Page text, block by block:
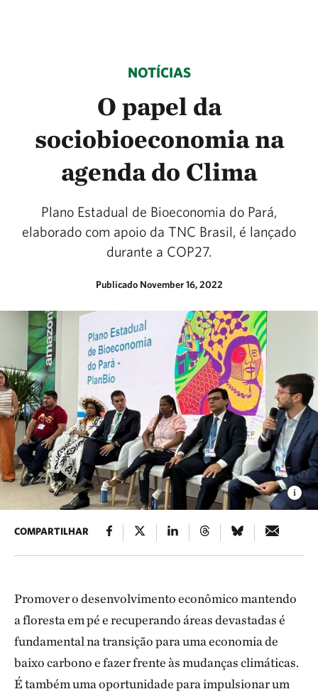
NOTÍCIAS
O papel da
sociobioeconomia na
agenda do Clima
Plano Estadual de Bioeconomia do Pará,
elaborado com apoio da TNC Brasil, é lançado
durante a COP27.
Publicado November 16, 2022
COMPARTILHAR
Promover o desenvolvimento econômico mantendo
a floresta em pé e recuperando áreas devastadas é
fundamental na transição para uma economia de
baixo carbono e fazer frente às mudanças climáticas.
É também uma oportunidade para impulsionar um